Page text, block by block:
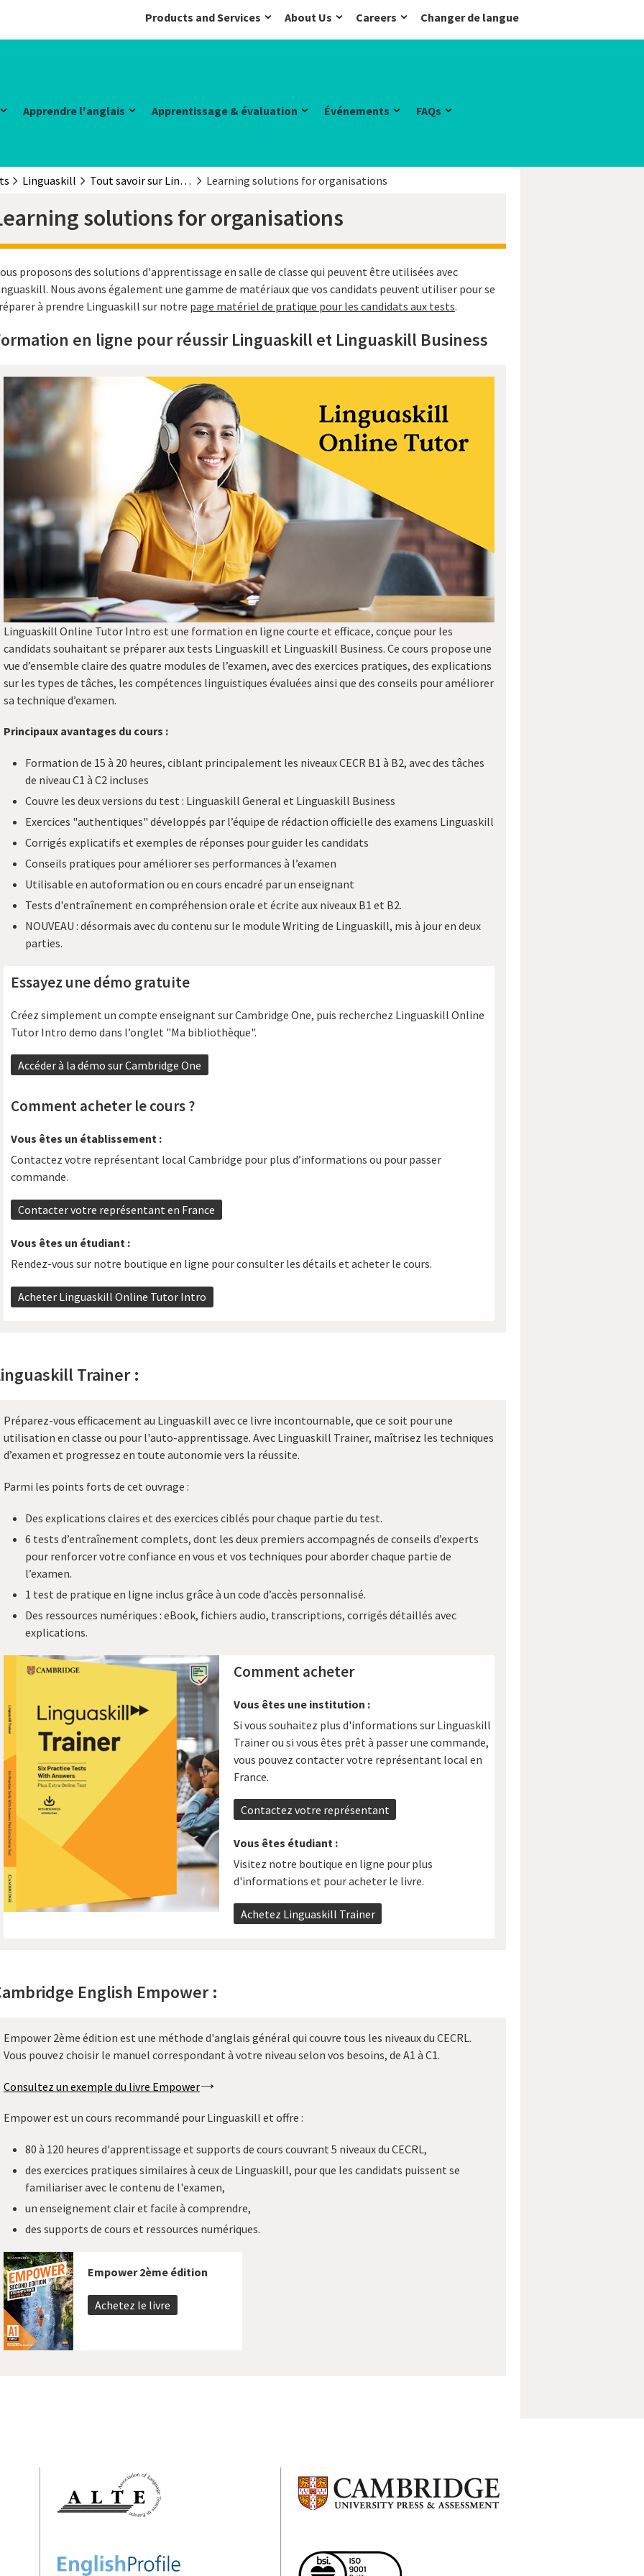
Products and Services About Us Careers Changer de langue
Apprendre l'anglais Apprentissage & évaluation Événements FAQs
Linguaskill Tout savoir sur Linguaskill Learning solutions for organisations
solutions for organisations
proposons des solutions d'apprentissage en salle de classe qui peuvent être utilisées avec
Nous avons également une gamme de matériaux que vos candidats peuvent utiliser pour se
à prendre Linguaskill sur notre page matériel de pratique pour les candidats aux tests.
en ligne pour réussir Linguaskill et Linguaskill Business
Linguaskill Online Tutor Intro est une formation en ligne courte et efficace, conçue pour les
candidats souhaitant se préparer aux tests Linguaskill et Linguaskill Business. Ce cours propose une
vue d’ensemble claire des quatre modules de l’examen, avec des exercices pratiques, des explications
sur les types de tâches, les compétences linguistiques évaluées ainsi que des conseils pour améliorer
sa technique d’examen.
Principaux avantages du cours :
Formation de 15 à 20 heures, ciblant principalement les niveaux CECR B1 à B2, avec des tâches
de niveau C1 à C2 incluses
Couvre les deux versions du test : Linguaskill General et Linguaskill Business
Exercices "authentiques" développés par l’équipe de rédaction officielle des examens Linguaskill
Corrigés explicatifs et exemples de réponses pour guider les candidats
Conseils pratiques pour améliorer ses performances à l’examen
Utilisable en autoformation ou en cours encadré par un enseignant
Tests d'entraînement en compréhension orale et écrite aux niveaux B1 et B2.
NOUVEAU : désormais avec du contenu sur le module Writing de Linguaskill, mis à jour en deux
parties.
Essayez une démo gratuite
Créez simplement un compte enseignant sur Cambridge One, puis recherchez Linguaskill Online
Tutor Intro demo dans l’onglet "Ma bibliothèque".
Accéder à la démo sur Cambridge One
Comment acheter le cours ?
Vous êtes un établissement :
Contactez votre représentant local Cambridge pour plus d’informations ou pour passer
commande.
Contacter votre représentant en France
Vous êtes un étudiant :
Rendez-vous sur notre boutique en ligne pour consulter les détails et acheter le cours.
Acheter Linguaskill Online Tutor Intro
Trainer :
Préparez-vous efficacement au Linguaskill avec ce livre incontournable, que ce soit pour une
utilisation en classe ou pour l'auto-apprentissage. Avec Linguaskill Trainer, maîtrisez les techniques
d’examen et progressez en toute autonomie vers la réussite.
Parmi les points forts de cet ouvrage :
Des explications claires et des exercices ciblés pour chaque partie du test.
6 tests d’entraînement complets, dont les deux premiers accompagnés de conseils d’experts
pour renforcer votre confiance en vous et vos techniques pour aborder chaque partie de
l’examen.
1 test de pratique en ligne inclus grâce à un code d’accès personnalisé.
Des ressources numériques : eBook, fichiers audio, transcriptions, corrigés détaillés avec
explications.
Comment acheter
Vous êtes une institution :
Si vous souhaitez plus d'informations sur Linguaskill
Trainer ou si vous êtes prêt à passer une commande,
vous pouvez contacter votre représentant local en
France.
Contactez votre représentant
Vous êtes étudiant :
Visitez notre boutique en ligne pour plus
d'informations et pour acheter le livre.
Achetez Linguaskill Trainer
English Empower :
Empower 2ème édition est une méthode d'anglais général qui couvre tous les niveaux du CECRL.
Vous pouvez choisir le manuel correspondant à votre niveau selon vos besoins, de A1 à C1.
Consultez un exemple du livre Empower
Empower est un cours recommandé pour Linguaskill et offre :
80 à 120 heures d'apprentissage et supports de cours couvrant 5 niveaux du CECRL,
des exercices pratiques similaires à ceux de Linguaskill, pour que les candidats puissent se
familiariser avec le contenu de l'examen,
un enseignement clair et facile à comprendre,
des supports de cours et ressources numériques.
Empower 2ème édition
Achetez le livre